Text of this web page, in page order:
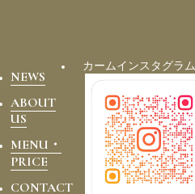
NEWS
ABOUT
US
MENU・
PRICE
CONTACT
カームインスタグラム